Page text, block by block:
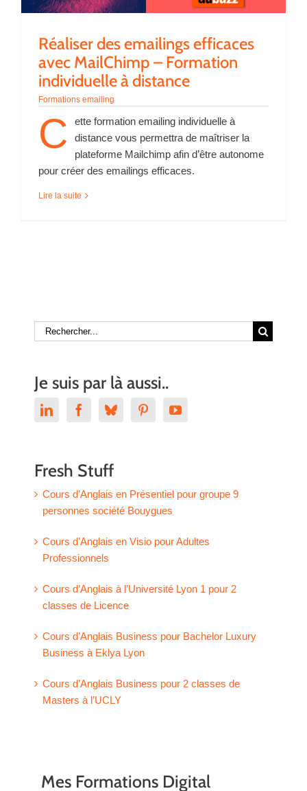
Réaliser des emailings efficaces
avec MailChimp – Formation
individuelle à distance
Formations emailing
C
ette formation emailing individuelle à
distance vous permettra de maîtriser la
plateforme Mailchimp afin d’être autonome
pour créer des emailings efficaces.
Lire la suite
Rechercher:
Je suis par là aussi..
Fresh Stuff
Cours d’Anglais en Présentiel pour groupe 9
personnes société Bouygues
Cours d’Anglais en Visio pour Adultes
Professionnels
Cours d’Anglais à l’Université Lyon 1 pour 2
classes de Licence
Cours d’Anglais Business pour Bachelor Luxury
Business à Eklya Lyon
Cours d’Anglais Business pour 2 classes de
Masters à l’UCLY
Mes Formations Digital